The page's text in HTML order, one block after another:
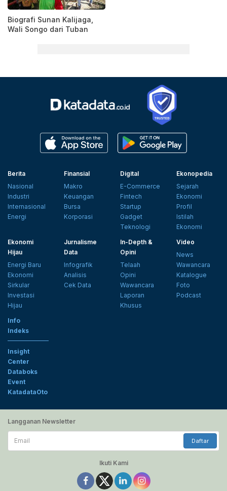
Biografi Sunan Kalijaga,
Wali Songo dari Tuban
Berita
Nasional
Industri
Internasional
Energi
Finansial
Makro
Keuangan
Bursa
Korporasi
Digital
E-Commerce
Fintech
Startup
Gadget
Teknologi
Ekonopedia
Sejarah
Ekonomi
Profil
Istilah
Ekonomi
Ekonomi
Hijau
Energi Baru
Ekonomi
Sirkular
Investasi
Hijau
Jurnalisme
Data
Infografik
Analisis
Cek Data
In-Depth &
Opini
Telaah
Opini
Wawancara
Laporan
Khusus
Video
News
Wawancara
Katalogue
Foto
Podcast
Info
Indeks
Insight
Center
Databoks
Event
KatadataOto
Langganan Newsletter
Email
Daftar
Ikuti Kami